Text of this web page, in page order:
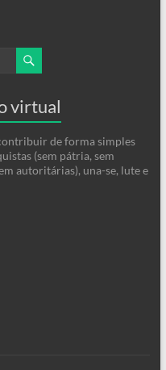
virtual
de forma simples
(sem pátria, sem
autoritárias), una-se, lute e